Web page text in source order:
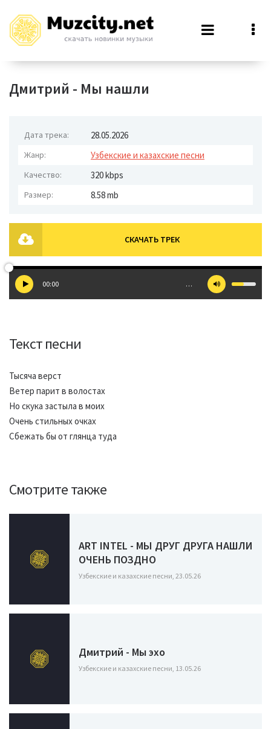
Дмитрий - Мы нашли
Дата трека: 28.05.2026
Жанр: Узбекские и казахские песни
Качество: 320 kbps
Размер: 8.58 mb
СКАЧАТЬ ТРЕК
00:00 …
Текст песни
Тысяча верст
Ветер парит в волостах
Но скука застыла в моих
Очень стильных очках
Сбежать бы от глянца туда
Смотрите также
ART INTEL - МЫ ДРУГ ДРУГА НАШЛИ
ОЧЕНЬ ПОЗДНО
Узбекские и казахские песни, 23.05.26
Дмитрий - Мы эхо
Узбекские и казахские песни, 13.05.26